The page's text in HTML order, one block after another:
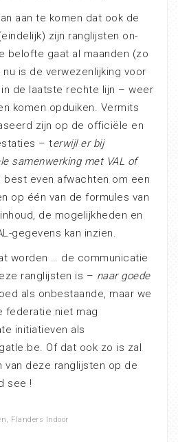
aan te komen dat ook de
zijn ranglijsten on-
belofte gaat al maanden (zo
is de verwezenlijking voor
de laatste rechte lijn – weer
komen opduiken. Vermits
zijn op de officiële en
– terwijl er bij
samenwerking met VAL of
even afwachten om een
op één van de formules van
de mogelijkheden en
gegevens kan inzien.
worden … de communicatie
ranglijsten is – naar goede
als onbestaande, maar we
federatie niet mag
initiatieven als
Of dat ook zo is zal
van deze ranglijsten op de
see !
, Flanders Indoor